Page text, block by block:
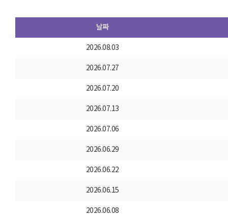
날짜
2026.08.03
2026.07.27
2026.07.20
2026.07.13
2026.07.06
2026.06.29
2026.06.22
2026.06.15
2026.06.08